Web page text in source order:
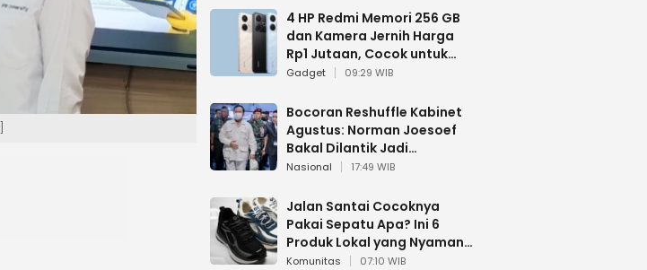
4 HP Redmi Memori 256 GB
dan Kamera Jernih Harga
Rp1 Jutaan, Cocok untuk
Multitasking
Gadget 09:29 WIB
Bocoran Reshuffle Kabinet
Agustus: Norman Joesoef
Bakal Dilantik Jadi
Wamenhan RI
Nasional 17:49 WIB
Jalan Santai Cocoknya
Pakai Sepatu Apa? Ini 6
Produk Lokal yang Nyaman
Buat 17 Agustusan
Komunitas 07:10 WIB